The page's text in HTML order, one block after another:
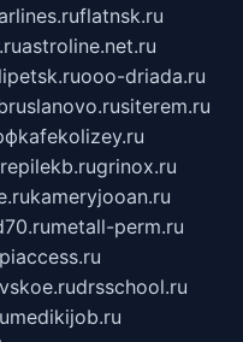
flatnsk.ru
astroline.net.ru
ooo-driada.ru
siterem.ru
kafekolizey.ru
grinox.ru
kameryjooan.ru
metall-perm.ru
drsschool.ru
medikijob.ru